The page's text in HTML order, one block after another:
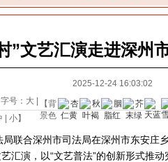
”文艺汇演走进深州
2025-12-24 16:03:02
字号： 大
小】
【背
景色
合深州市司法局在深州市东安庄乡
艺汇演，以“文艺普法”的创新形式推动